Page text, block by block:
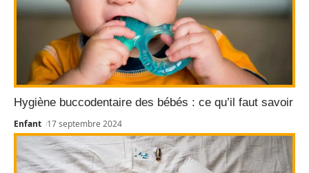
Hygiène buccodentaire des bébés : ce qu’il faut savoir
Enfant 17 septembre 2024